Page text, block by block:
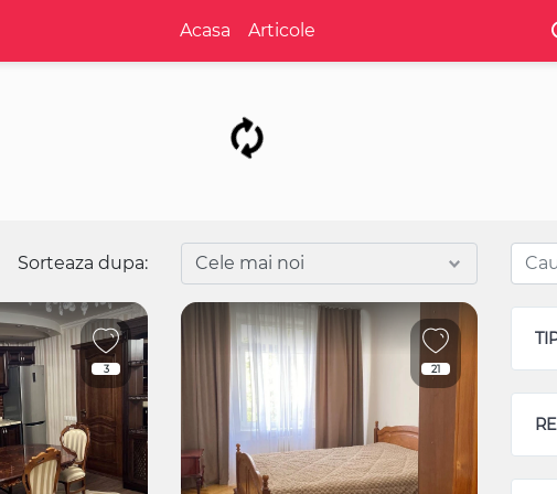
Acasa Articole
Sorteaza dupa:
3 21